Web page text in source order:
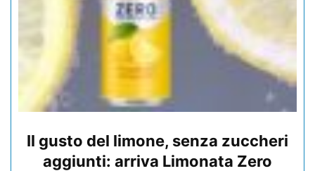
Il gusto del limone, senza zuccheri
aggiunti: arriva Limonata Zero